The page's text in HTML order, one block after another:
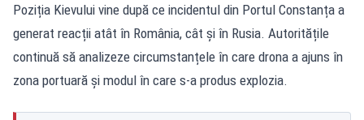
Poziția Kievului vine după ce incidentul din Portul Constanța a
generat reacții atât în România, cât și în Rusia. Autoritățile
continuă să analizeze circumstanțele în care drona a ajuns în
zona portuară și modul în care s-a produs explozia.